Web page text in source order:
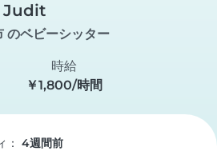
Judit
のベビーシッター
時給
￥1,800/時間
： 4週間前